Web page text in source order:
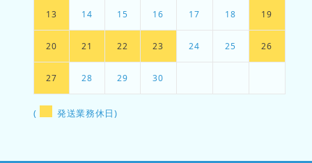
13 14 15 16 17 18 19
20 21 22 23 24 25 26
27 28 29 30
( 発送業務休日)